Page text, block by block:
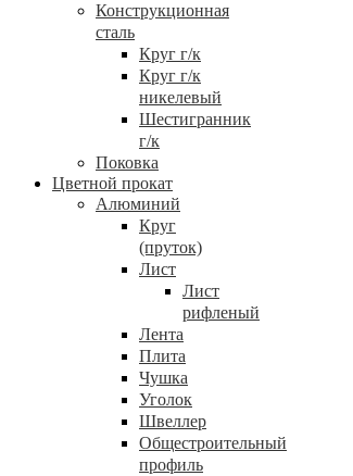
Конструкционная
сталь
Круг г/к
Круг г/к
никелевый
Шестигранник
г/к
Поковка
Цветной прокат
Алюминий
Круг
(пруток)
Лист
Лист
рифленый
Лента
Плита
Чушка
Уголок
Швеллер
Общестроительный
профиль